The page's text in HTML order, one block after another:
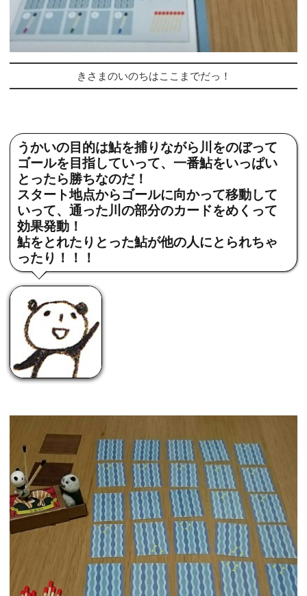
きさまのいのちはここまでだっ！
うかいの目的は鮎を捕りながら川をのぼって
ゴールを目指していって、一番鮎をいっぱい
とったら勝ちなのだ！
スタート地点からゴールに向かって移動して
いって、通った川の部分のカードをめくって
効果発動！
鮎をとれたりとった鮎が他の人にとられちゃ
ったり！！！